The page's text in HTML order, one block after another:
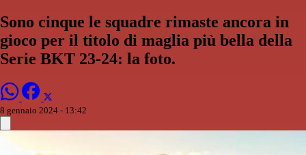
Sono cinque le squadre rimaste ancora in
gioco per il titolo di maglia più bella della
Serie BKT 23-24: la foto.
8 gennaio 2024 - 13:42